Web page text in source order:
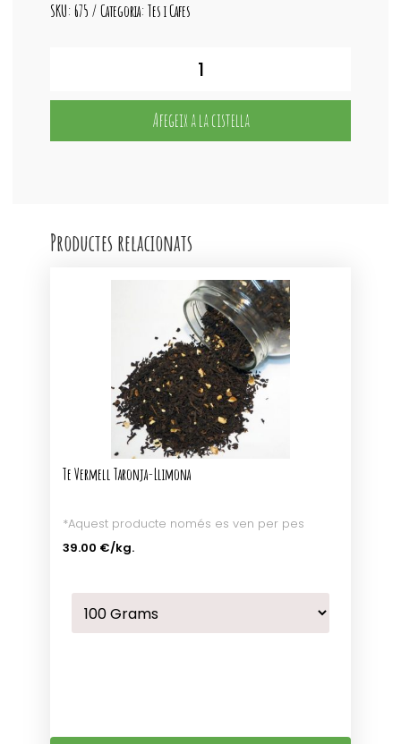
SKU:675 Categoria:Tes i Cafes
Cafè
Afegeix a la cistella
Productes relacionats
Te Vermell Taronja-Llimona
*Aquest producte només es ven per pes
39.00 €/kg.